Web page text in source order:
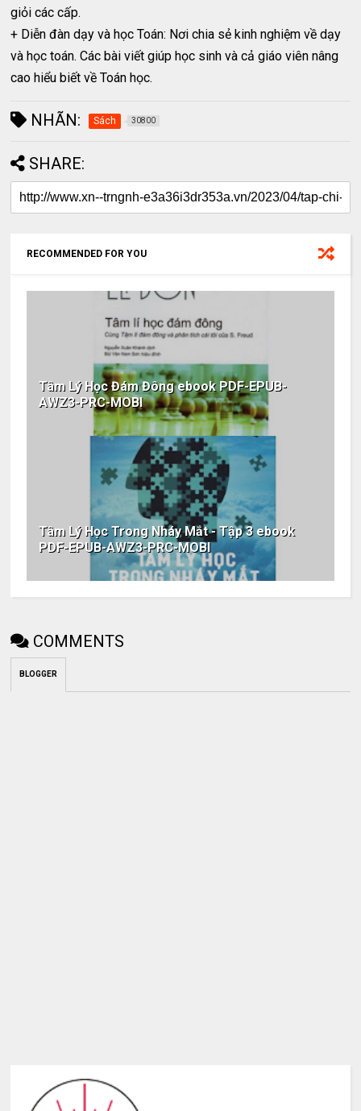
giỏi các cấp.
+ Diễn đàn dạy và học Toán: Nơi chia sẻ kinh nghiệm về dạy
và học toán. Các bài viết giúp học sinh và cả giáo viên nâng
cao hiểu biết về Toán học.
NHÃN: Sách 30800
SHARE:
RECOMMENDED FOR YOU
Tâm Lý Học Đám Đông ebook PDF-EPUB-
AWZ3-PRC-MOBI
Tâm Lý Học Trong Nháy Mắt - Tập 3 ebook
PDF-EPUB-AWZ3-PRC-MOBI
COMMENTS
BLOGGER